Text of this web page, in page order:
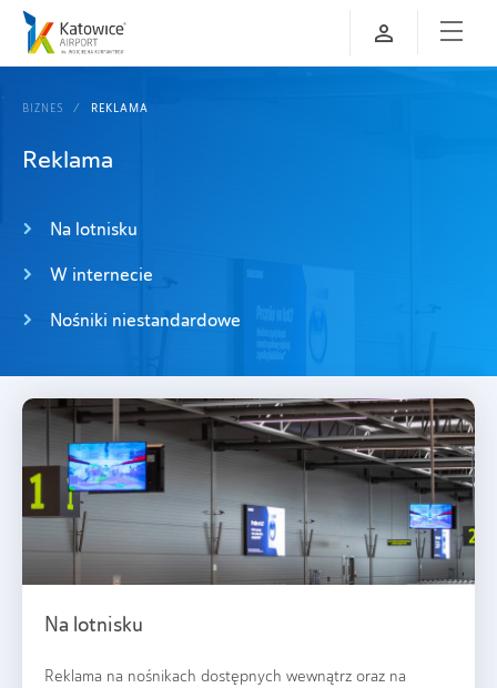
BIZNES REKLAMA
Reklama
Na lotnisku
W internecie
Nośniki niestandardowe
Na lotnisku
Reklama na nośnikach dostępnych wewnątrz oraz na